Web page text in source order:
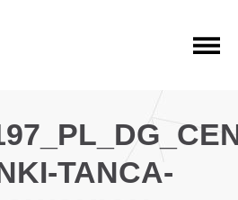
GŁÓWNEGO
TANCA-